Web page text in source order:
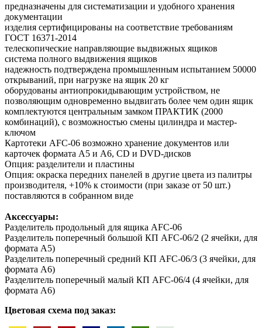
предназначены для систематизации и удобного хранения
документации
изделия сертифицированы на соответствие требованиям
ГОСТ 16371-2014
телескопические направляющие выдвижных ящиков
система полного выдвижения ящиков
надежность подтверждена промышленным испытанием 50000
открываний, при нагрузке на ящик 20 кг
оборудованы антиопрокидывающим устройством, не
позволяющим одновременно выдвигать более чем один ящик
комплектуются центральным замком ПРАКТИК (2000
комбинаций), с возможностью смены цилиндра и мастер-
ключом
Картотеки AFC-06 возможно хранение документов или
карточек формата А5 и А6, CD и DVD-дисков
Опция: разделители и пластины
Опция: окраска передних панелей в другие цвета из палитры
производителя, +10% к стоимости (при заказе от 50 шт.)
поставляются в собранном виде
Аксессуары:
Разделитель продольный для ящика AFC-06
Разделитель поперечный большой КП AFC-06/2 (2 ячейки, для
формата А5)
Разделитель поперечный средний КП AFC-06/3 (3 ячейки, для
формата А6)
Разделитель поперечный малый КП AFC-06/4 (4 ячейки, для
формата А6)
Цветовая схема под заказ: